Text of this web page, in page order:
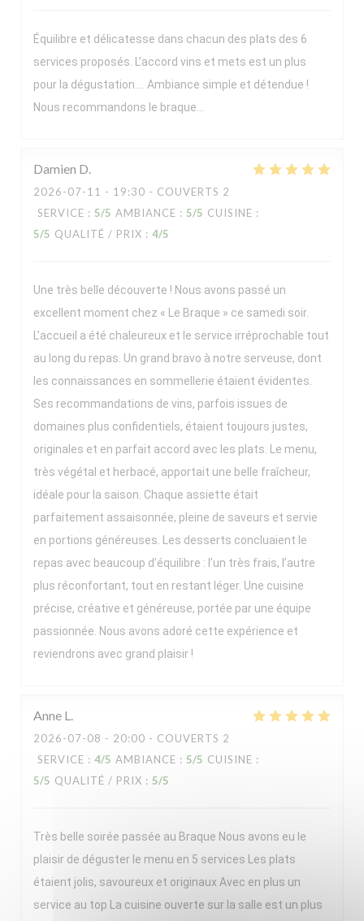
Équilibre et délicatesse dans chacun des plats des 6
services proposés. L’accord vins et mets est un plus
pour la dégustation…. Ambiance simple et détendue !
Nous recommandons le braque…
Damien D
2026-07-11 - 19:30 - COUVERTS 2
SERVICE : 5/5 AMBIANCE : 5/5 CUISINE :
5/5 QUALITÉ / PRIX : 4/5
Une très belle découverte ! Nous avons passé un
excellent moment chez « Le Braque » ce samedi soir.
L’accueil a été chaleureux et le service irréprochable tout
au long du repas. Un grand bravo à notre serveuse, dont
les connaissances en sommellerie étaient évidentes.
Ses recommandations de vins, parfois issues de
domaines plus confidentiels, étaient toujours justes,
originales et en parfait accord avec les plats. Le menu,
très végétal et herbacé, apportait une belle fraîcheur,
idéale pour la saison. Chaque assiette était
parfaitement assaisonnée, pleine de saveurs et servie
en portions généreuses. Les desserts concluaient le
repas avec beaucoup d’équilibre : l’un très frais, l’autre
plus réconfortant, tout en restant léger. Une cuisine
précise, créative et généreuse, portée par une équipe
passionnée. Nous avons adoré cette expérience et
reviendrons avec grand plaisir !
Anne L
2026-07-08 - 20:00 - COUVERTS 2
SERVICE : 4/5 AMBIANCE : 5/5 CUISINE :
5/5 QUALITÉ / PRIX : 5/5
Très belle soirée passée au Braque Nous avons eu le
plaisir de déguster le menu en 5 services Les plats
étaient jolis, savoureux et originaux Avec en plus un
service au top La cuisine ouverte sur la salle est un plus